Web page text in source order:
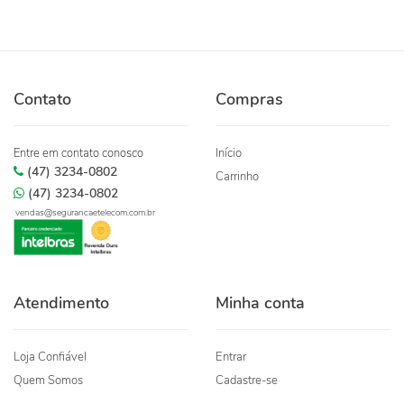
Contato
Entre em contato conosco
(47) 3234-0802
(47) 3234-0802
vendas@segurancaetelecom.com.br
Compras
Início
Carrinho
Atendimento
Loja Confiável
Quem Somos
Minha conta
Entrar
Cadastre-se